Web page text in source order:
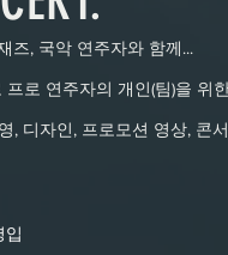
즈, 국악 연주자와 함께...
로 연주자의 개인(팀)을 위
, 디자인, 프로모션 영상, 콘
입